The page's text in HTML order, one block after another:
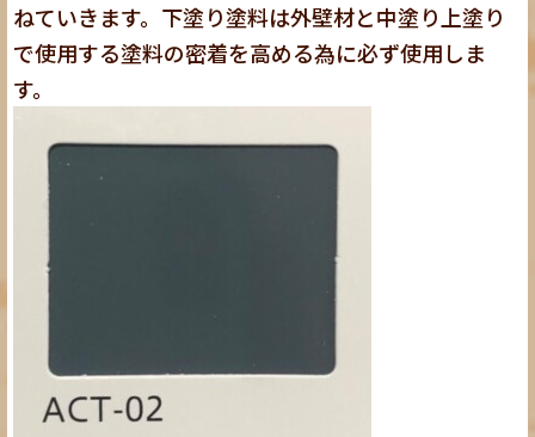
ねていきます。下塗り塗料は外壁材と中塗り上塗り
で使用する塗料の密着を高める為に必ず使用しま
す。